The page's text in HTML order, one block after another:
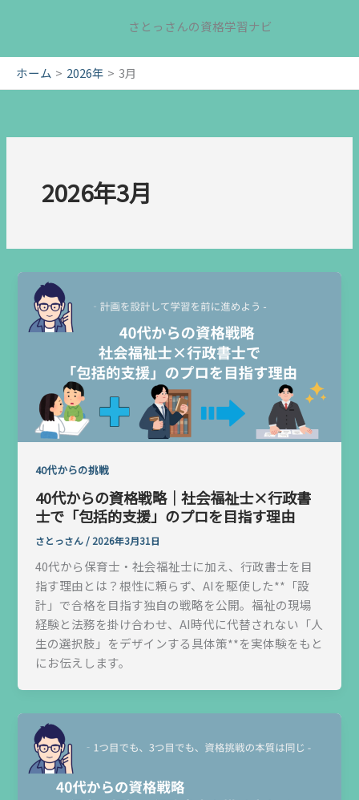
さとっさんの資格学習ナビ
ホーム 2026年 3月
2026年3月
40代からの挑戦
40代からの資格戦略｜社会福祉士×行政書
士で「包括的支援」のプロを目指す理由
さとっさん/2026年3月31日
40代から保育士・社会福祉士に加え、行政書士を目
指す理由とは？根性に頼らず、AIを駆使した**「設
計」で合格を目指す独自の戦略を公開。福祉の現場
経験と法務を掛け合わせ、AI時代に代替されない「人
生の選択肢」をデザインする具体策**を実体験をもと
にお伝えします。